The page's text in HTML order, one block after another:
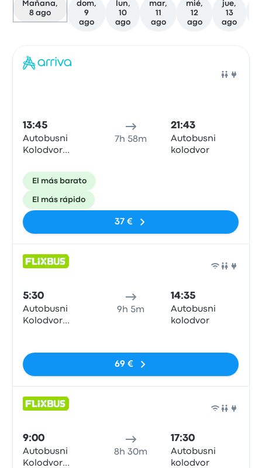
Mañana,
8 ago
dom,
9
ago
lun,
10
ago
mar,
11
ago
mié,
12
ago
jue,
13
ago
13:45
Autobusni
Kolodvor
7h 58m
21:43
Autobusni
kolodvor
El más barato
El más rápido
37 €
5:30
Autobusni
Kolodvor
9h 5m
14:35
Autobusni
kolodvor
69 €
9:00
Autobusni
Kolodvor
8h 30m
17:30
Autobusni
kolodvor